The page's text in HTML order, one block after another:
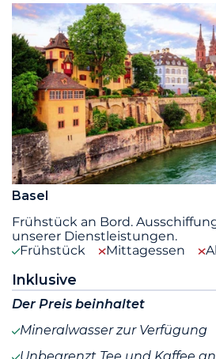
Basel
Frühstück an Bord.
unserer Dienstleistungen.
Frühstück
Mittagessen
Inklusive
Der Preis beinhaltet
Mineralwasser zur Verfügung